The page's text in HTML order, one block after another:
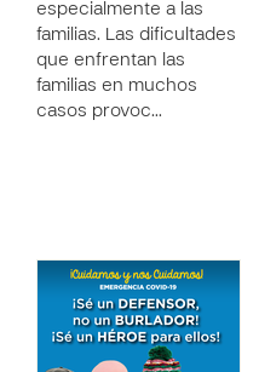
especialmente a las
familias. Las dificultades
que enfrentan las
familias en muchos
casos provoc…